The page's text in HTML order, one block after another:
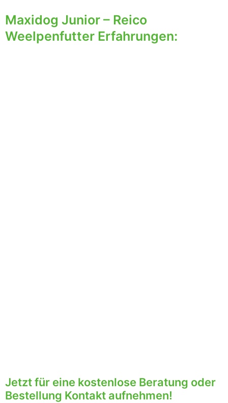
Maxidog Junior – Reico
Weelpenfutter Erfahrungen:
Jetzt für eine kostenlose Beratung oder
Bestellung Kontakt aufnehmen!